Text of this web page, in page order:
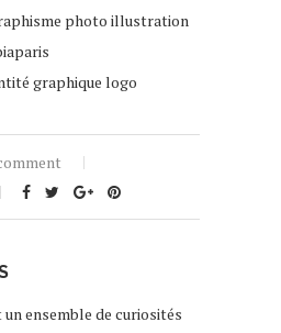
photo illustration
graphique logo
un ensemble de curiosités